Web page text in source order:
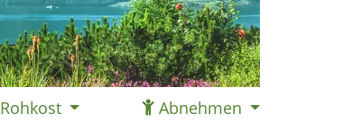
Rohkost Abnehmen